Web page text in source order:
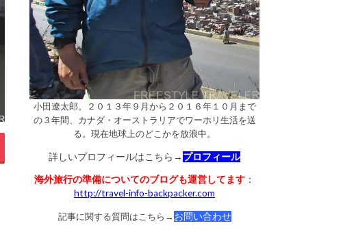
小田遼太郎。２０１３年９月から２０１６年１０月まで
の３年間、カナダ・オーストラリアでワーホリ生活を送
る。現在地球上のどこかを放浪中。
詳しいプロフィールはこちら→ プロフィール
海外旅行の準備についてのブログも運営してます ：
http://travel-info-backpacker.com
記事に関する質問はこちら→お問い合わせ